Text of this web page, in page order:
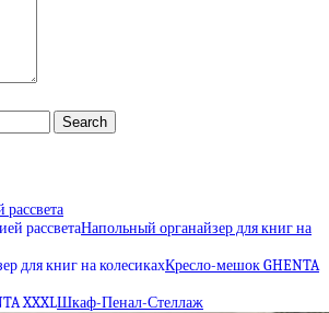
Напольный органайзер для книг на
Кресло-мешок GHENTA
Шкаф-Пенал-Стеллаж